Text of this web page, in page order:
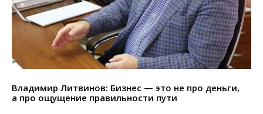
Владимир Литвинов: Бизнес — это не про деньги,
а про ощущение правильности пути